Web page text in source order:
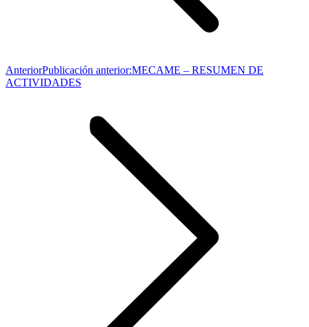
AnteriorPublicación anterior:MECAME – RESUMEN DE
ACTIVIDADES